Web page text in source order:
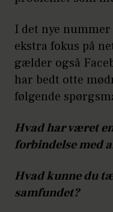
I det nye
ekstra fokus på
gælder også
har bedt otte
følgende
Hvad har været
forbindelse med
Hvad kunne du
samfundet?